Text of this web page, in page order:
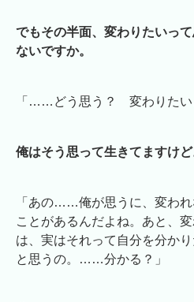
でもその半面、変わりたいっ
ないですか。
「……どう思う？ 変わりたい
俺はそう思って生きてますけど
「あの……俺が思うに、変われ
ことがあるんだよね。あと、
は、実はそれって自分を分か
と思うの。……分かる？」